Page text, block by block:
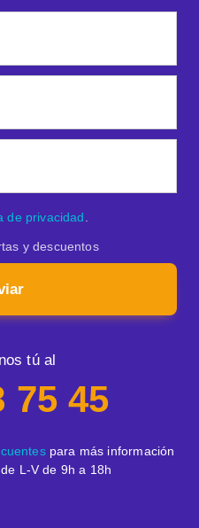
de privacidad
y descuentos
tú al
75 45
para más información
L-V de 9h a 18h